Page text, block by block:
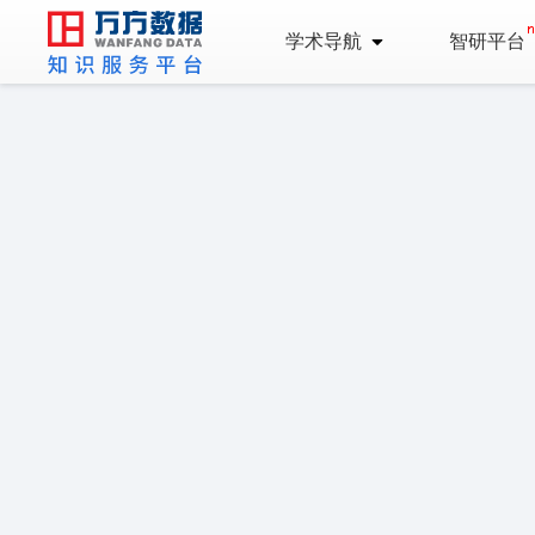
学术导航 智研平台